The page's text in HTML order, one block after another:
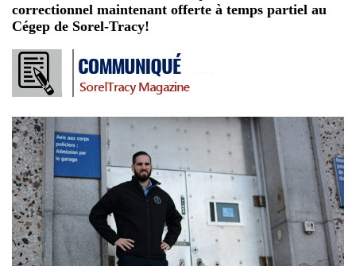
correctionnel maintenant offerte à temps partiel au
Cégep de Sorel-Tracy!